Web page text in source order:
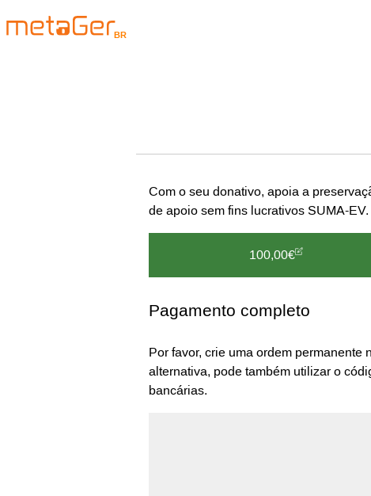
BR
Com o seu donativo, apoia a
de apoio sem fins lucrativos SUMA-EV.
100,00€
Pagamento completo
Por favor, crie uma ordem
alternativa, pode também utilizar o
bancárias.